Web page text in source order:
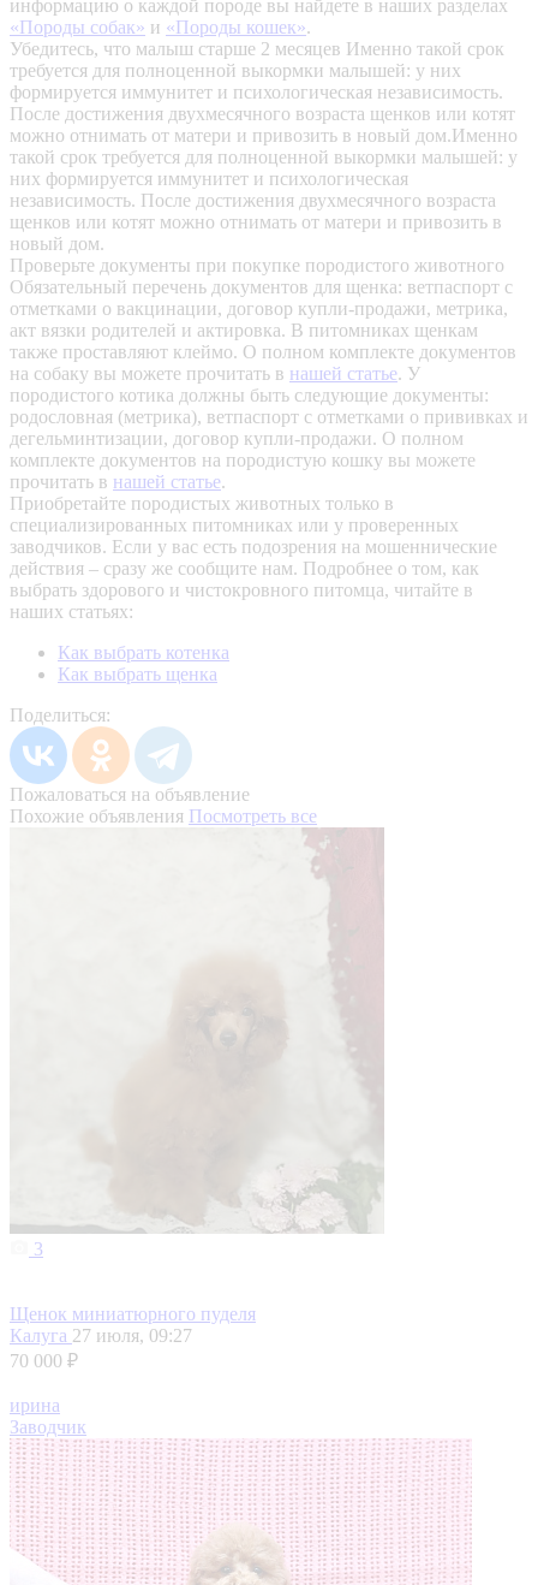
информацию о каждой породе вы найдете в наших разделах
«Породы собак» и «Породы кошек».
Убедитесь, что малыш старше 2 месяцев Именно такой срок
требуется для полноценной выкормки малышей: у них
формируется иммунитет и психологическая независимость.
После достижения двухмесячного возраста щенков или котят
можно отнимать от матери и привозить в новый дом.Именно
такой срок требуется для полноценной выкормки малышей: у
них формируется иммунитет и психологическая
независимость. После достижения двухмесячного возраста
щенков или котят можно отнимать от матери и привозить в
новый дом.
Проверьте документы при покупке породистого животного
Обязательный перечень документов для щенка: ветпаспорт с
отметками о вакцинации, договор купли-продажи, метрика,
акт вязки родителей и актировка. В питомниках щенкам
также проставляют клеймо. О полном комплекте документов
на собаку вы можете прочитать в нашей статье. У
породистого котика должны быть следующие документы:
родословная (метрика), ветпаспорт с отметками о прививках и
дегельминтизации, договор купли-продажи. О полном
комплекте документов на породистую кошку вы можете
прочитать в нашей статье.
Приобретайте породистых животных только в
специализированных питомниках или у проверенных
заводчиков. Если у вас есть подозрения на мошеннические
действия – сразу же сообщите нам. Подробнее о том, как
выбрать здорового и чистокровного питомца, читайте в
наших статьях:
Как выбрать котенка
Как выбрать щенка
Поделиться:
Пожаловаться на объявление
Похожие объявления Посмотреть все
3
Щенок миниатюрного пуделя
Калуга 27 июля, 09:27
70 000 ₽
ирина
Заводчик